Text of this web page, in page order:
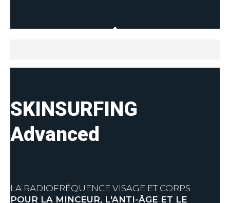
SKINSURFING
Advanced
LA RADIOFRÉQUENCE VISAGE ET CORPS
POUR LA MINCEUR, L'ANTI-ÂGE ET LE